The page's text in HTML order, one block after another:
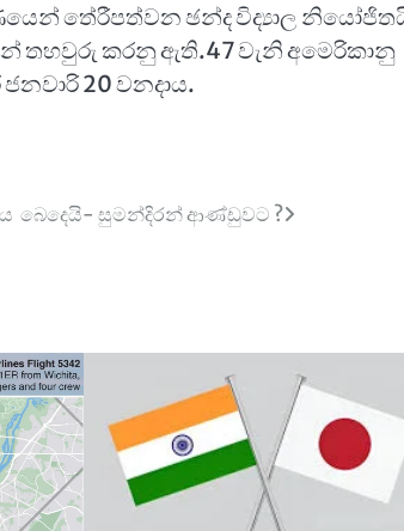
තේරීපත්වන ඡන්ද විද්‍යාල
තහවුරු කරනු ඇති.47 වැනි අමෙරිකානු
20 වනදාය.
බෙදෙයි- සුමන්දිරන් ආණ්ඩුවට ?